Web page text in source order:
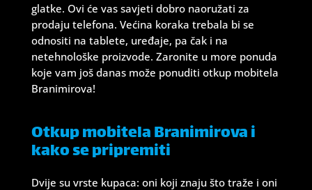
glatke. Ovi će vas savjeti dobro naoružati za
prodaju telefona. Većina koraka trebala bi se
odnositi na tablete, uređaje, pa čak i na
netehnološke proizvode. Zaronite u more ponuda
koje vam još danas može ponuditi otkup mobitela
Branimirova!
Otkup mobitela Branimirova i
kako se pripremiti
Dvije su vrste kupaca: oni koji znaju što traže i oni